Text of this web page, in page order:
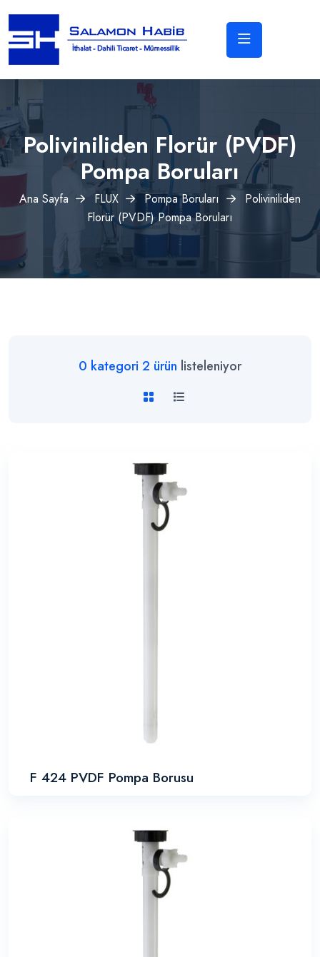
Poliviniliden Florür (PVDF)
Pompa Boruları
Ana Sayfa FLUX Pompa Boruları
Poliviniliden
Florür (PVDF) Pompa Boruları
0 kategori 2 ürün listeleniyor
F 424 PVDF Pompa Borusu